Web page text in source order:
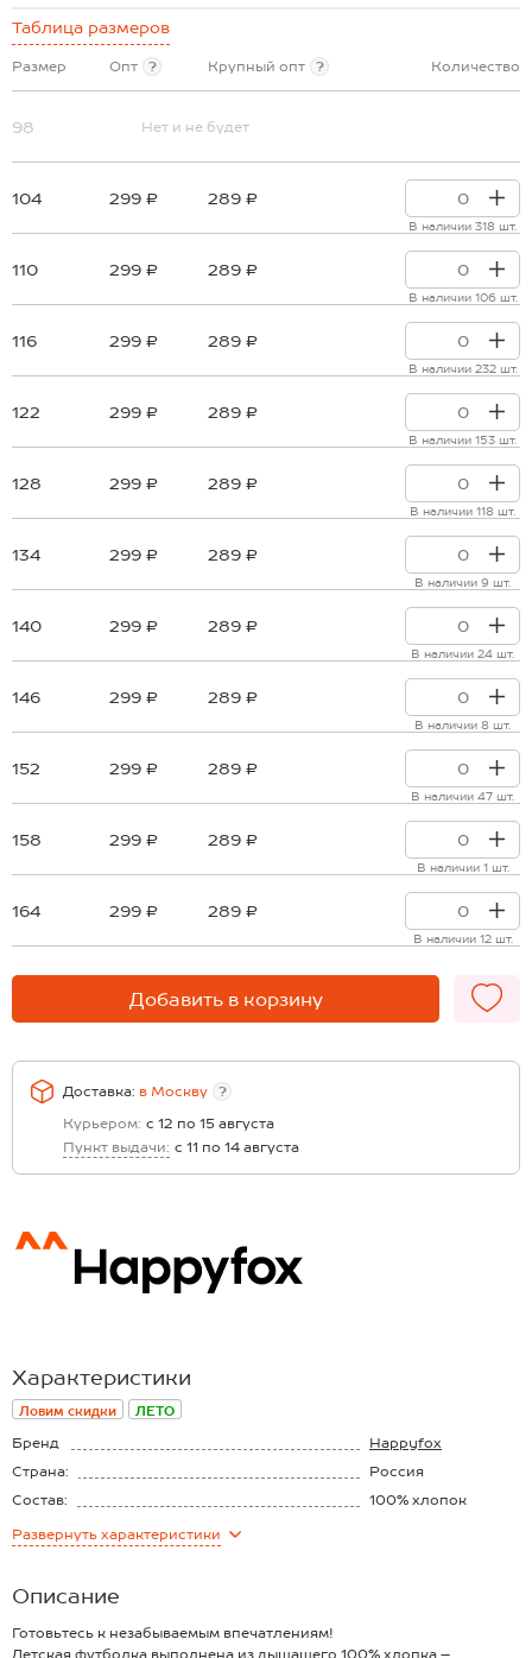
Таблица размеров
Размер Опт ? Крупный опт ? Количество
98 Нет и не будет
104 299 ₽ 289 ₽
В наличии 318 шт.
110 299 ₽ 289 ₽
В наличии 106 шт.
116 299 ₽ 289 ₽
В наличии 232 шт.
122 299 ₽ 289 ₽
В наличии 153 шт.
128 299 ₽ 289 ₽
В наличии 118 шт.
134 299 ₽ 289 ₽
В наличии 9 шт.
140 299 ₽ 289 ₽
В наличии 24 шт.
146 299 ₽ 289 ₽
В наличии 8 шт.
152 299 ₽ 289 ₽
В наличии 47 шт.
158 299 ₽ 289 ₽
В наличии 1 шт.
164 299 ₽ 289 ₽
В наличии 12 шт.
Добавить в корзину
Доставка: в Москву
?
Курьером: с 12 по 15 августа
Пункт выдачи: с 11 по 14 августа
Характеристики
Ловим скидки ЛЕТО
Бренд
Happyfox
Страна:
Россия
Состав:
100% хлопок
Материал:
Развернуть характеристики
Описание
Готовьтесь к незабываемым впечатлениям!
Детская футболка выполнена из дышащего 100% хлопка –